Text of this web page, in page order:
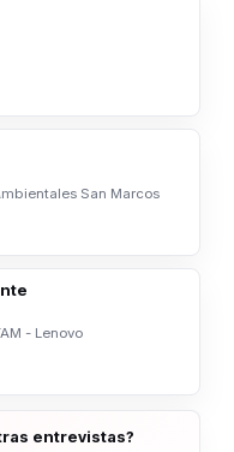
San Marcos
- Lenovo
entrevistas?